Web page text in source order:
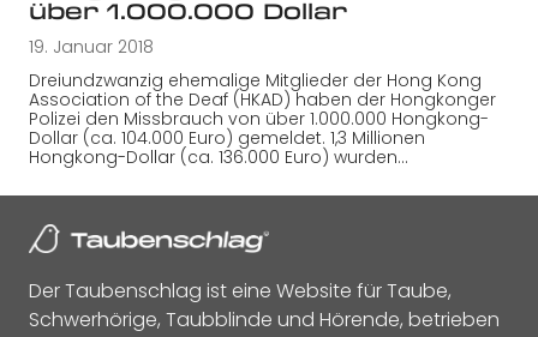
über 1.000.000 Dollar
19. Januar 2018
Dreiundzwanzig ehemalige Mitglieder der Hong Kong
Association of the Deaf (HKAD) haben der Hongkonger
Polizei den Missbrauch von über 1.000.000 Hongkong-
Dollar (ca. 104.000 Euro) gemeldet. 1,3 Millionen
Hongkong-Dollar (ca. 136.000 Euro) wurden…
Der Taubenschlag ist eine Website für Taube,
Schwerhörige, Taubblinde und Hörende, betrieben